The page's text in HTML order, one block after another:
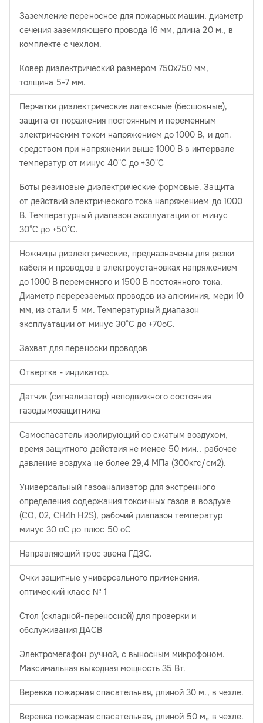
Заземление переносное для пожарных машин, диаметр
сечения заземляющего провода 16 мм, длина 20 м., в
комплекте с чехлом.
Ковер диэлектрический размером 750x750 мм,
толщина 5-7 мм.
Перчатки диэлектрические латексные (бесшовные),
защита от поражения постоянным и переменным
электрическим током напряжением до 1000 В, и доп.
средством при напряжении выше 1000 В в интервале
температур от минус 40°С до +30°С
Боты резиновые диэлектрические формовые. Защита
от действий электрического тока напряжением до 1000
В. Температурный диапазон эксплуатации от минус
30°С до +50°С.
Ножницы диэлектрические, предназначены для резки
кабеля и проводов в электроустановках напряжением
до 1000 В переменного и 1500 В постоянного тока.
Диаметр перерезаемых проводов из алюминия, меди 10
мм, из стали 5 мм. Температурный диапазон
эксплуатации от минус 30°С до +70oC.
Захват для переноски проводов
Отвертка - индикатор.
Датчик (сигнализатор) неподвижного состояния
газодымозащитника
Самоспасатель изолирующий со сжатым воздухом,
время защитного действия не менее 50 мин., рабочее
давление воздуха не более 29,4 МПа (300кгс/см2).
Универсальный газоанализатор для экстренного
определения содержания токсичных газов в воздухе
(СО, 02, CH4h H2S), рабочий диапазон температур
минус 30 oC до плюс 50 oC
Направляющий трос звена ГДЗС.
Очки защитные универсального применения,
оптический класс № 1
Стол (складной-переносной) для проверки и
обслуживания ДАСВ
Электромегафон ручной, с выносным микрофоном.
Максимальная выходная мощность 35 Вт.
Веревка пожарная спасательная, длиной 30 м., в чехле.
Веревка пожарная спасательная, длиной 50 м„ в чехле.